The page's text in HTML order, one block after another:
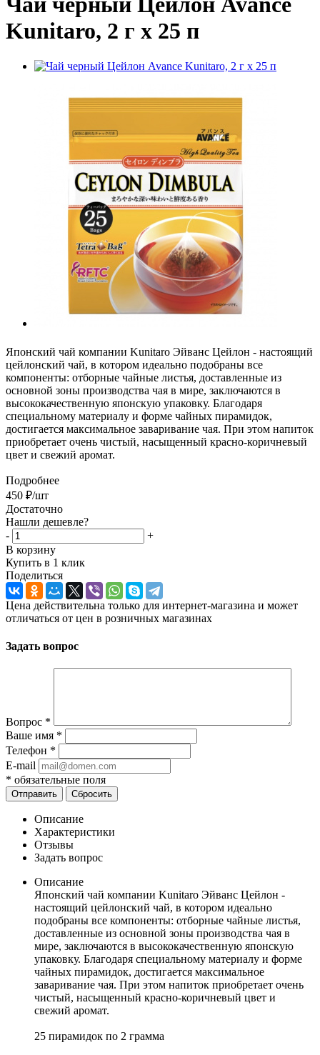
Kunitaro, 2 г х 25 п
Японский чай компании Kunitaro Эйванс Цейлон - настоящий
цейлонский чай, в котором идеально подобраны все
компоненты: отборные чайные листья, доставленные из
основной зоны производства чая в мире, заключаются в
высококачественную японскую упаковку. Благодаря
специальному материалу и форме чайных пирамидок,
достигается максимальное заваривание чая. При этом напиток
приобретает очень чистый, насыщенный красно-коричневый
цвет и свежий аромат.
Подробнее
450 ₽/шт
Достаточно
Нашли дешевле?
-
+
В корзину
Купить в 1 клик
Поделиться
Цена действительна только для интернет-магазина и может
отличаться от цен в розничных магазинах
Задать вопрос
Вопрос *
Ваше имя *
Телефон *
E-mail
* обязательные поля
Отправить Сбросить
Описание
Характеристики
Отзывы
Задать вопрос
Описание
Японский чай компании Kunitaro Эйванс Цейлон -
настоящий цейлонский чай, в котором идеально
подобраны все компоненты: отборные чайные листья,
доставленные из основной зоны производства чая в
мире, заключаются в высококачественную японскую
упаковку. Благодаря специальному материалу и форме
чайных пирамидок, достигается максимальное
заваривание чая. При этом напиток приобретает очень
чистый, насыщенный красно-коричневый цвет и
свежий аромат.
25 пирамидок по 2 грамма